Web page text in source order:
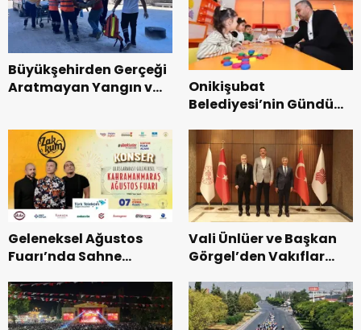
Büyükşehirden Gerçeği
Aratmayan Yangın ve
Onikişubat
Belediyesi’nin Gündüz
dönemin ön kayıtları
başladı.
Geleneksel Ağustos
Fuarı’nda Sahne
Vali Ünlüer ve Başkan
Görgel’den Vakıflar
ziyaret.